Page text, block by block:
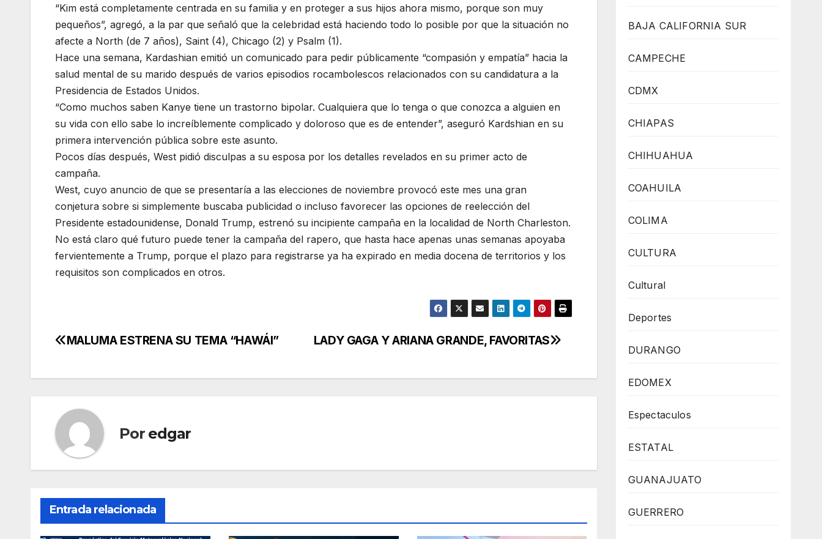
“Kim está completamente centrada en su familia y en proteger a sus hijos ahora mismo, porque son muy
pequeños”, agregó, a la par que señaló que la celebridad está haciendo todo lo posible por que la situación no
afecte a North (de 7 años), Saint (4), Chicago (2) y Psalm (1).
Hace una semana, Kardashian emitió un comunicado para pedir públicamente “compasión y empatía” hacia la
salud mental de su marido después de varios episodios rocambolescos relacionados con su candidatura a la
Presidencia de Estados Unidos.
“Como muchos saben Kanye tiene un trastorno bipolar. Cualquiera que lo tenga o que conozca a alguien en
su vida con ello sabe lo increíblemente complicado y doloroso que es de entender”, aseguró Kardshian en su
primera intervención pública sobre este asunto.
Pocos días después, West pidió disculpas a su esposa por los detalles revelados en su primer acto de
campaña.
West, cuyo anuncio de que se presentaría a las elecciones de noviembre provocó este mes una gran
conjetura sobre si simplemente buscaba publicidad o incluso favorecer las opciones de reelección del
Presidente estadounidense, Donald Trump, estrenó su incipiente campaña en la localidad de North Charleston.
No está claro qué futuro puede tener la campaña del rapero, que hasta hace apenas unas semanas apoyaba
fervientemente a Trump, porque el plazo para registrarse ya ha expirado en media docena de territorios y los
requisitos son complicados en otros.
Navegación
LADY GAGA Y ARIANA GRANDE, FAVORITAS
MALUMA ESTRENA SU TEMA “HAWÁI”
Por edgar
Entrada relacionada
BAJA CALIFORNIA SUR
CAMPECHE
CDMX
CHIAPAS
CHIHUAHUA
COAHUILA
COLIMA
CULTURA
Cultural
Deportes
DURANGO
EDOMEX
Espectaculos
ESTATAL
GUANAJUATO
GUERRERO